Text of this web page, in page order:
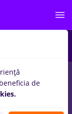
pentru
de